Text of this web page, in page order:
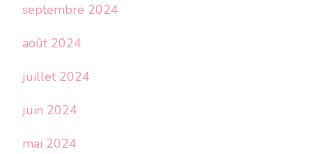
septembre 2024
août 2024
juillet 2024
juin 2024
mai 2024